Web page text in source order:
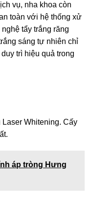
vụ, nha khoa còn
toàn với hệ thống xử
tẩy trắng răng
sáng tự nhiên chỉ
trì hiệu quả trong
Laser Whitening. Cấy
áp tròng Hưng